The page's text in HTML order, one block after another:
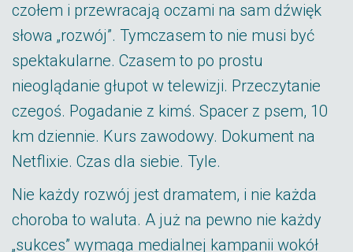
czołem i przewracają oczami na sam dźwięk
słowa „rozwój”. Tymczasem to nie musi być
spektakularne. Czasem to po prostu
nieoglądanie głupot w telewizji. Przeczytanie
czegoś. Pogadanie z kimś. Spacer z psem, 10
km dziennie. Kurs zawodowy. Dokument na
Netflixie. Czas dla siebie. Tyle.
Nie każdy rozwój jest dramatem, i nie każda
choroba to waluta. A już na pewno nie każdy
„sukces” wymaga medialnej kampanii wokół